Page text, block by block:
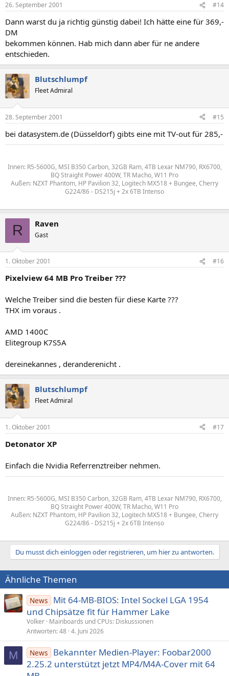
26. September 2001 #14
Dann warst du ja richtig günstig dabei! Ich hätte eine für 369,-
DM
bekommen können. Hab mich dann aber für ne andere
entschieden.
Blutschlumpf
Fleet Admiral
28. September 2001 #15
bei datasystem.de (Düsseldorf) gibts eine mit TV-out für 285,-
Innen: R5-5600G, MSI B350 Carbon, 32GB Ram, 4TB Lexar NM790, RX6700,
BQ Straight Power 400W, TR Macho, W11 Pro
Außen: NZXT Phantom, HP Pavilion 32, Logitech MX518 + Bungee, Cherry
G224/86 - DS215j + 2x 6TB Intenso
R Raven
Gast
1. Oktober 2001 #16
Pixelview 64 MB Pro Treiber ???
Welche Treiber sind die besten für diese Karte ???
THX im voraus .
AMD 1400C
Elitegroup K7S5A
dereinekannes , deranderenicht .
Blutschlumpf
Fleet Admiral
1. Oktober 2001 #17
Detonator XP
Einfach die Nvidia Referrenztreiber nehmen.
Innen: R5-5600G, MSI B350 Carbon, 32GB Ram, 4TB Lexar NM790, RX6700,
BQ Straight Power 400W, TR Macho, W11 Pro
Außen: NZXT Phantom, HP Pavilion 32, Logitech MX518 + Bungee, Cherry
G224/86 - DS215j + 2x 6TB Intenso
Du musst dich einloggen oder registrieren, um hier zu antworten.
Ähnliche Themen
News
Mit 64-MB-BIOS: Intel Sockel LGA 1954
und Chipsätze fit für Hammer Lake
Volker Mainboards und CPUs: Diskussionen
Antworten 48 4. Juni 2026
M News
Bekannter Medien-Player: Foobar2000
2.25.2 unterstützt jetzt MP4/M4A-Cover mit 64